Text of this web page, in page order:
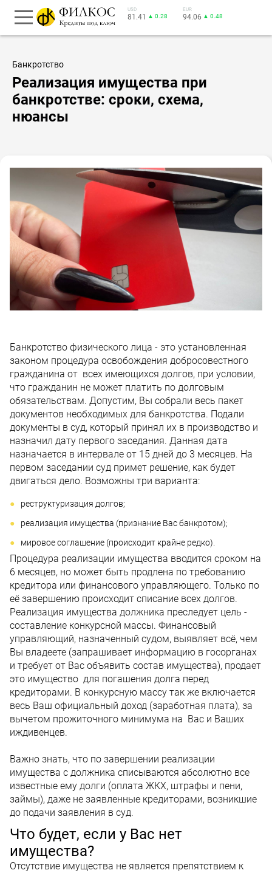
USD
81.41 ▲ 0.28
EUR
94.06 ▲ 0.48
Банкротство
Реализация имущества при
банкротстве: сроки, схема,
нюансы
Банкротство физического лица - это установленная
законом процедура освобождения добросовестного
гражданина от всех имеющихся долгов, при условии,
что гражданин не может платить по долговым
обязательствам. Допустим, Вы собрали весь пакет
документов необходимых для банкротства. Подали
документы в суд, который принял их в производство и
назначил дату первого заседания. Данная дата
назначается в интервале от 15 дней до 3 месяцев. На
первом заседании суд примет решение, как будет
двигаться дело. Возможны три варианта:
реструктуризация долгов;
реализация имущества (признание Вас банкротом);
мировое соглашение (происходит крайне редко).
Процедура реализации имущества вводится сроком на
6 месяцев, но может быть продлена по требованию
кредитора или финансового управляющего. Только по
её завершению происходит списание всех долгов.
Реализация имущества должника преследует цель -
составление конкурсной массы. Финансовый
управляющий, назначенный судом, выявляет всё, чем
Вы владеете (запрашивает информацию в госорганах
и требует от Вас объявить состав имущества), продает
это имущество для погашения долга перед
кредиторами. В конкурсную массу так же включается
весь Ваш официальный доход (заработная плата), за
вычетом прожиточного минимума на Вас и Ваших
иждивенцев.
Важно знать, что по завершении реализации
имущества с должника списываются абсолютно все
известные ему долги (оплата ЖКХ, штрафы и пени,
займы), даже не заявленные кредиторами, возникшие
до подачи заявления в суд.
Что будет, если у Вас нет
имущества?
Отсутствие имущества не является препятствием к